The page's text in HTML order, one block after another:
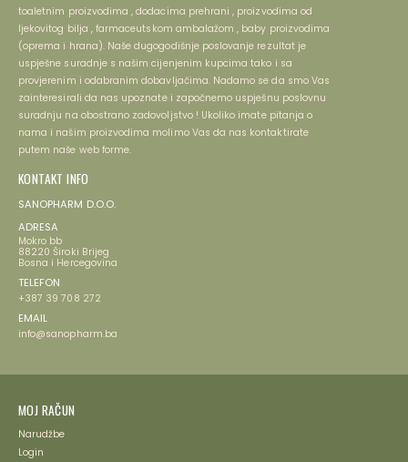
toaletnim proizvodima , dodacima prehrani , proizvodima od
ljekovitog bilja , farmaceutskom ambalažom , baby proizvodima
(oprema i hrana). Naše dugogodišnje poslovanje rezultat je
uspješne suradnje s našim cijenjenim kupcima tako i sa
provjerenim i odabranim dobavljačima. Nadamo se da smo Vas
zainteresirali da nas upoznate i započnemo uspješnu poslovnu
suradnju na obostrano zadovoljstvo ! Ukoliko imate pitanja o
nama i našim proizvodima molimo Vas da nas kontaktirate
putem naše web forme.
KONTAKT INFO
SANOPHARM D.O.O.
ADRESA
Mokro bb
88220 Široki Brijeg
Bosna i Hercegovina
TELEFON
+387 39 708 272
EMAIL
info@sanopharm.ba
MOJ RAČUN
Narudžbe
Login